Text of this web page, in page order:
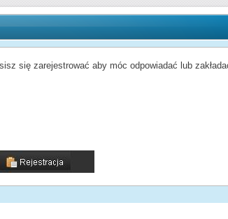
się zarejestrować aby móc odpowiadać lub